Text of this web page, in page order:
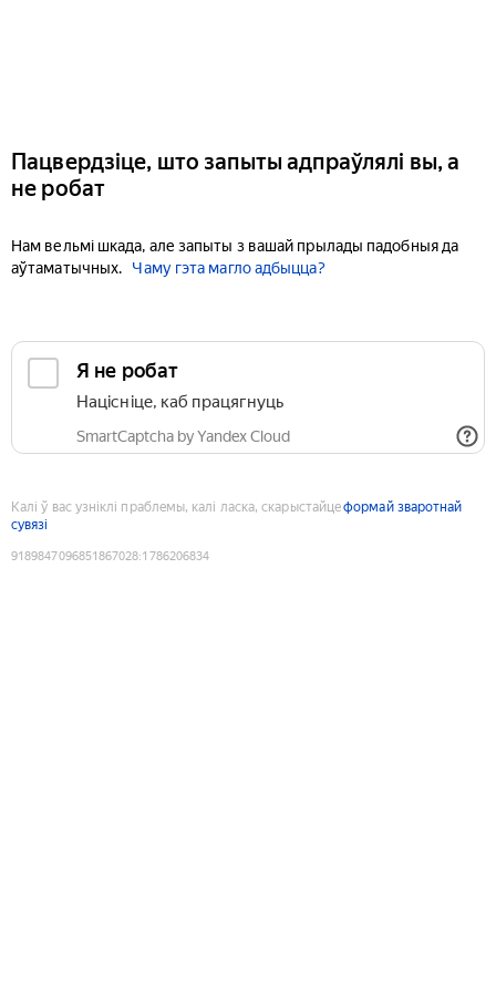
Пацвердзіце, што запыты адпраўлялі вы, а
не робат
Нам вельмі шкада, але запыты з вашай прылады падобныя да
аўтаматычных.
Чаму гэта магло адбыцца?
Я не робат
Націсніце, каб працягнуць
SmartCaptcha by Yandex Cloud
Калі ў вас узніклі праблемы, калі ласка, скарыстайцеформай зваротнай
сувязі
9189847096851867028:1786206834